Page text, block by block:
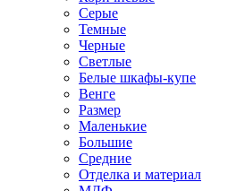
Серые
Темные
Черные
Светлые
Белые шкафы-купе
Венге
Размер
Маленькие
Большие
Средние
Отделка и материал